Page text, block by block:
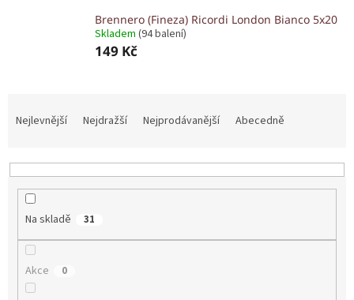
Brennero (Fineza) Ricordi London Bianco 5x20
Skladem (94 balení)
149 Kč
n
Nejlevnější Nejdražší Nejprodávanější Abecedně
Na skladě 31
Akce 0